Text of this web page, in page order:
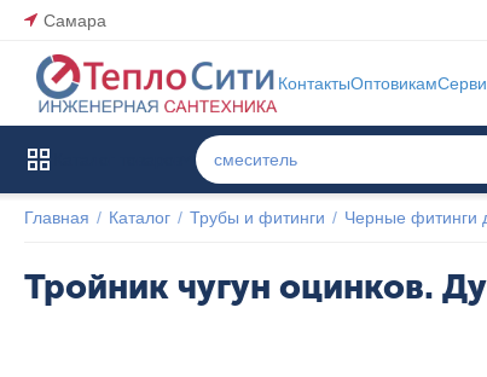
Самара
КонтактыОптовикам
Главная / Каталог / Трубы и фитинги / Черные фитинги
Тройник чугун оцинков.